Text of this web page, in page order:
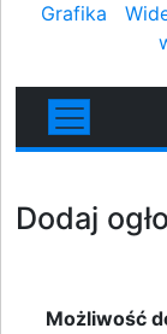
Grafika
Dodaj
Możliwość